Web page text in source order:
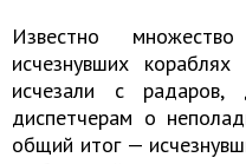
Известно
исчезнувших
исчезали с радаров,
диспетчерам о
общий итог —